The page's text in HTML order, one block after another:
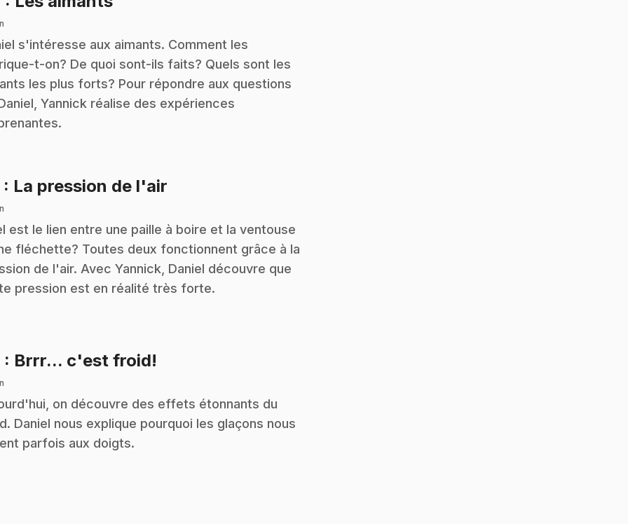
s'intéresse aux aimants. Comment les
t-on? De quoi sont-ils faits? Quels sont les
les plus forts? Pour répondre aux questions
Yannick réalise des expériences
: La pression de l'air
est le lien entre une paille à boire et la ventouse
fléchette? Toutes deux fonctionnent grâce à la
de l'air. Avec Yannick, Daniel découvre que
pression est en réalité très forte.
: Brrr... c'est froid!
on découvre des effets étonnants du
Daniel nous explique pourquoi les glaçons nous
parfois aux doigts.